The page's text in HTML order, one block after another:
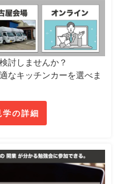
討しませんか？
なキッチンカーを選べま
学の詳細